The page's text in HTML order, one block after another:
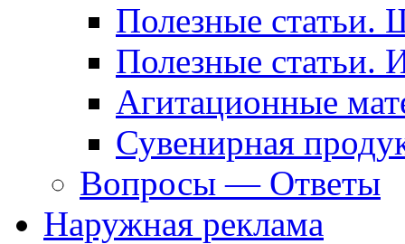
Полезные статьи.
Полезные статьи.
Агитационные
Сувенирная
Вопросы — Ответы
Наружная реклама